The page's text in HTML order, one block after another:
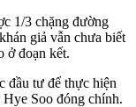
1/3 chặng đường
giả vẫn chưa biết
ở đoạn kết.
đầu tư để thực hiện
Soo đóng chính.